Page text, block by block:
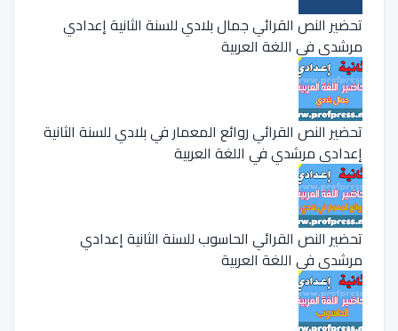
تحضير النص القرائي جمال بلادي للسنة الثانية إعدادي
مرشدي في اللغة العربية
تحضير النص القرائي روائع المعمار في بلادي للسنة الثانية
إعدادي مرشدي في اللغة العربية
تحضير النص القرائي الحاسوب للسنة الثانية إعدادي
مرشدي في اللغة العربية